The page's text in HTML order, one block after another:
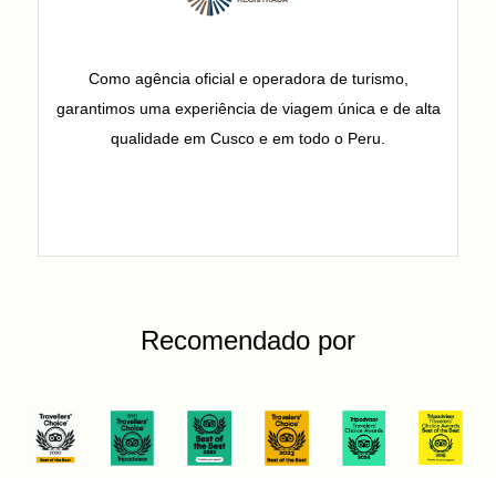
Como agência oficial e operadora de turismo,
garantimos uma experiência de viagem única e de alta
qualidade em Cusco e em todo o Peru.
Recomendado por